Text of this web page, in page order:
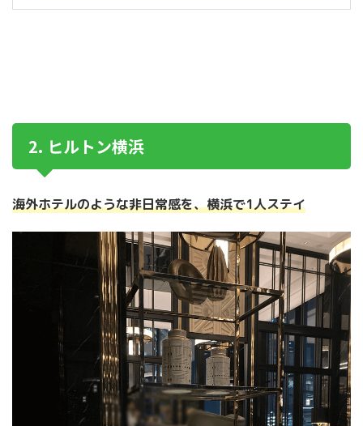
2. ヒルトン横浜
海外ホテルのような非日常感を、横浜で1人ステイ